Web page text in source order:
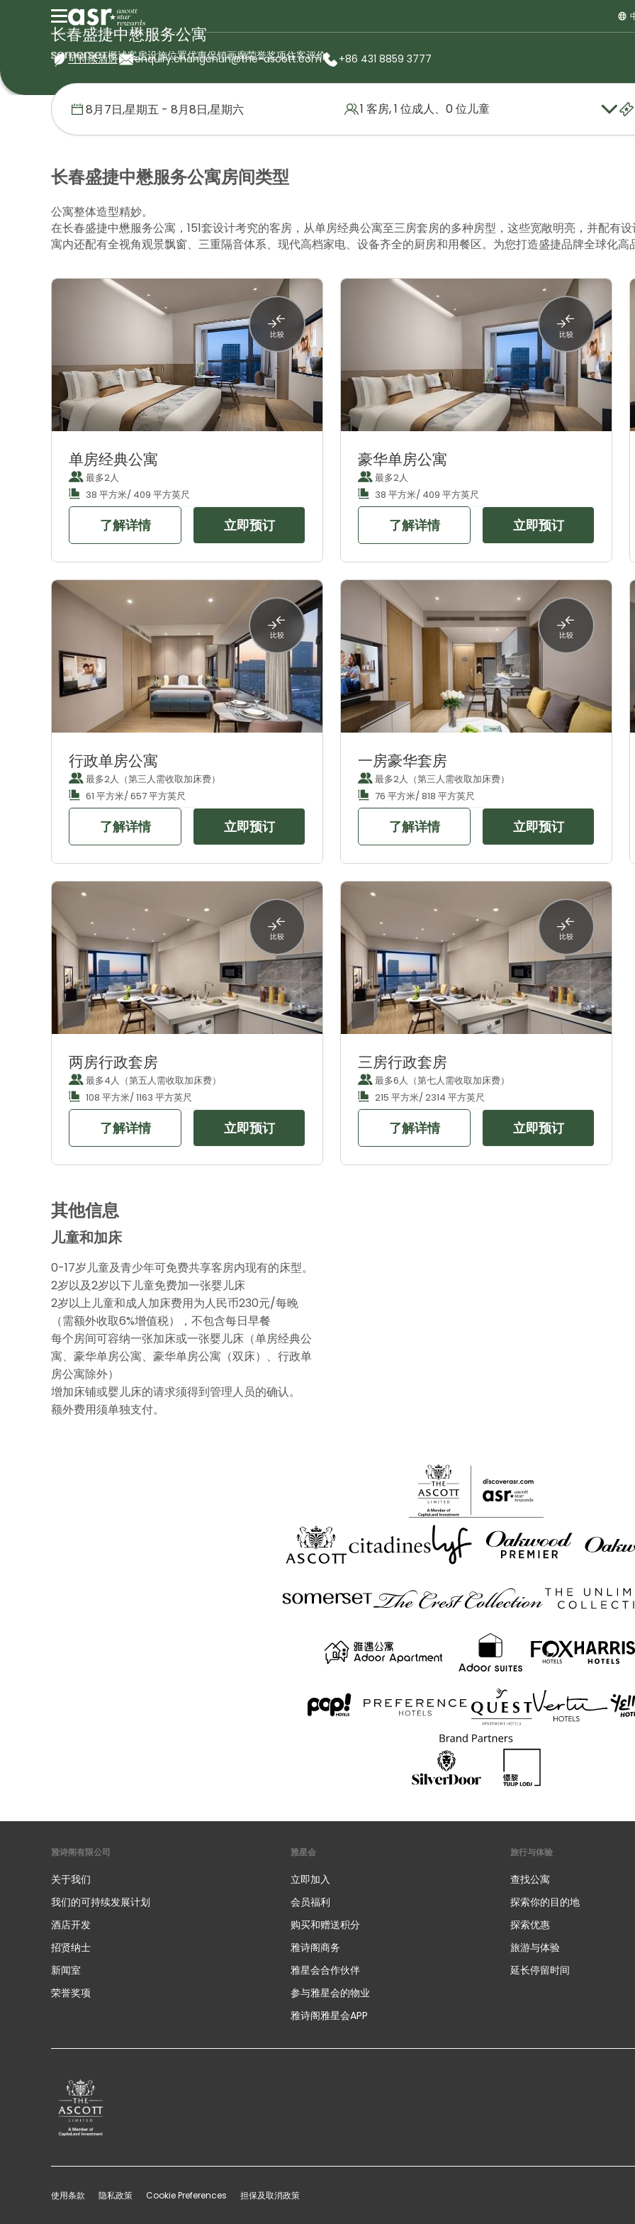
概述客房设施位置优惠促销画廊荣誉奖项住客评价
1 客房, 1 位成人、0 位儿童
长春盛捷中懋服务公寓
可持续酒店 enquiry.changchun@the-ascott.com +86 431 8859 3777
首页 盛捷服务公寓 中国 长春盛捷中懋服务公寓
长春盛捷中懋服务公寓房间类型
公寓整体造型精妙。
在长春盛捷中懋服务公寓，151套设计考究的客房，从单房经典公寓至三房套房的多种房型，这些宽敞明亮，并配有
寓内还配有全视角观景飘窗、三重隔音体系、现代高档家电、设备齐全的厨房和用餐区。为您打造盛捷品牌全球化高
比较
单房经典公寓
最多2人
38 平方米/ 409 平方英尺
了解详情 立即预订
比较
豪华单房公寓
最多2人
38 平方米/ 409 平方英尺
了解详情 立即预订
比较
行政单房公寓
最多2人（第三人需收取加床费）
61 平方米/ 657 平方英尺
了解详情 立即预订
比较
一房豪华套房
最多2人（第三人需收取加床费）
76 平方米/ 818 平方英尺
了解详情 立即预订
比较
两房行政套房
最多4人（第五人需收取加床费）
108 平方米/ 1163 平方英尺
了解详情 立即预订
比较
三房行政套房
最多6人（第七人需收取加床费）
215 平方米/ 2314 平方英尺
了解详情 立即预订
其他信息
儿童和加床
0-17岁儿童及青少年可免费共享客房内现有的床型。
2岁以及2岁以下儿童免费加一张婴儿床
2岁以上儿童和成人加床费用为人民币230元/每晚
（需额外收取6%增值税），不包含每日早餐
每个房间可容纳一张加床或一张婴儿床（单房经典公
寓、豪华单房公寓、豪华单房公寓（双床）、行政单
房公寓除外）
增加床铺或婴儿床的请求须得到管理人员的确认。
额外费用须单独支付。
雅诗阁有限公司
关于我们
我们的可持续发展计划
酒店开发
招贤纳士
新闻室
荣誉奖项
雅星会
立即加入
会员福利
购买和赠送积分
雅诗阁商务
雅星会合作伙伴
参与雅星会的物业
雅诗阁雅星会APP
旅行与体验
查找公寓
探索你的目的地
探索优惠
旅游与体验
延长停留时间
使用条款 隐私政策 Cookie Preferences 担保及取消政策